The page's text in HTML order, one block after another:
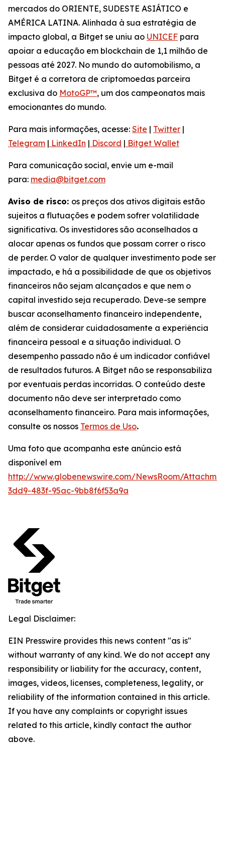
mercados do ORIENTE, SUDESTE ASIÁTICO e
AMÉRICA LATINA. Alinhada à sua estratégia de
impacto global, a Bitget se uniu ao UNICEF para
apoiar a educação em blockchain de 1,1 milhão de
pessoas até 2027. No mundo do automobilismo, a
Bitget é a corretora de criptomoedas parceira
exclusiva do MotoGP™, um dos campeonatos mais
emocionantes do mundo.
Para mais informações, acesse: Site | Twitter |
Telegram | LinkedIn | Discord | Bitget Wallet
Para comunicação social, envie um e-mail
para: media@bitget.com
Aviso de risco: os preços dos ativos digitais estão
sujeitos a flutuações e podem sofrer volatilidade
significativa. Os investidores são aconselhados a
alocar apenas os fundos que possam correr o risco
de perder. O valor de qualquer investimento pode ser
impactado, e há a possibilidade de que os objetivos
financeiros não sejam alcançados e que nem o
capital investido seja recuperado. Deve-se sempre
buscar aconselhamento financeiro independente,
além de considerar cuidadosamente a experiência
financeira pessoal e a situação individual. O
desempenho passado não é um indicador confiável
de resultados futuros. A Bitget não se responsabiliza
por eventuais perdas incorridas. O conteúdo deste
documento não deve ser interpretado como
aconselhamento financeiro. Para mais informações,
consulte os nossos Termos de Uso.
Uma foto que acompanha este anúncio está
disponível em
http://www.globenewswire.com/NewsRoom/
3dd9-483f-95ac-9bb8f6f53a9a
Legal Disclaimer:
EIN Presswire provides this news content "as is"
without warranty of any kind. We do not accept any
responsibility or liability for the accuracy, content,
images, videos, licenses, completeness, legality, or
reliability of the information contained in this article.
If you have any complaints or copyright issues
related to this article, kindly contact the author
above.